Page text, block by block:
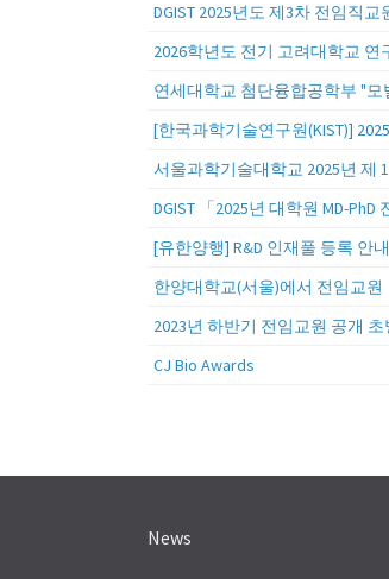
[유한양행] R&D 인재풀 등록 안내
한양대학교(서울)에서 전임교원
CJ Bio Awards
News